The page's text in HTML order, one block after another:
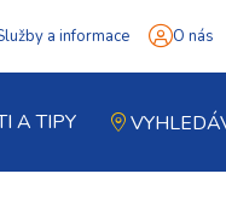
a informace O nás
A TIPY